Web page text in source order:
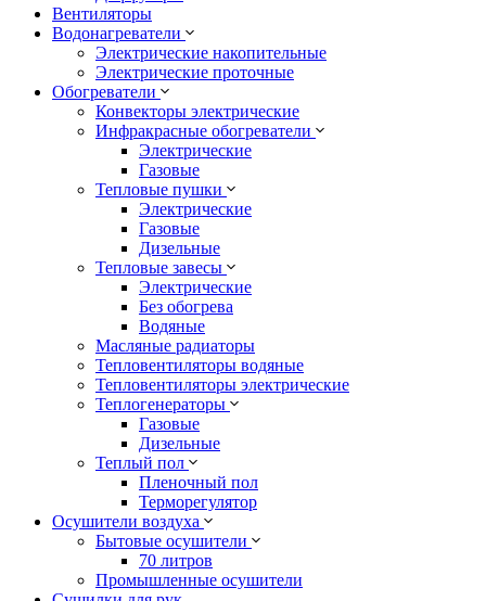
Вентиляторы
Водонагреватели
Электрические накопительные
Электрические проточные
Обогреватели
Конвекторы электрические
Инфракрасные обогреватели
Электрические
Газовые
Тепловые пушки
Электрические
Газовые
Дизельные
Тепловые завесы
Электрические
Без обогрева
Водяные
Масляные радиаторы
Тепловентиляторы водяные
Тепловентиляторы электрические
Теплогенераторы
Газовые
Дизельные
Теплый пол
Пленочный пол
Терморегулятор
Осушители воздуха
Бытовые осушители
70 литров
Промышленные осушители